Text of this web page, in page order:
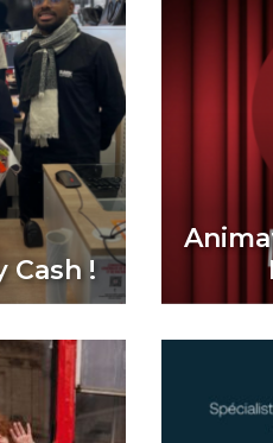
Cash !